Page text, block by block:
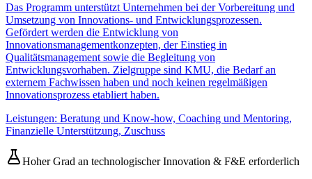
Das Programm unterstützt Unternehmen bei der Vorbereitung und
Umsetzung von Innovations- und Entwicklungsprozessen.
Gefördert werden die Entwicklung von
Innovationsmanagementkonzepten, der Einstieg in
Qualitätsmanagement sowie die Begleitung von
Entwicklungsvorhaben. Zielgruppe sind KMU, die Bedarf an
externem Fachwissen haben und noch keinen regelmäßigen
Innovationsprozess etabliert haben.
Leistungen: Beratung und Know-how, Coaching und Mentoring,
Finanzielle Unterstützung, Zuschuss
Hoher Grad an technologischer Innovation & F&E erforderlich